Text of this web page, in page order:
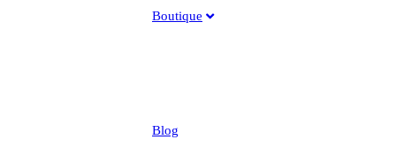
Boutique
Blog